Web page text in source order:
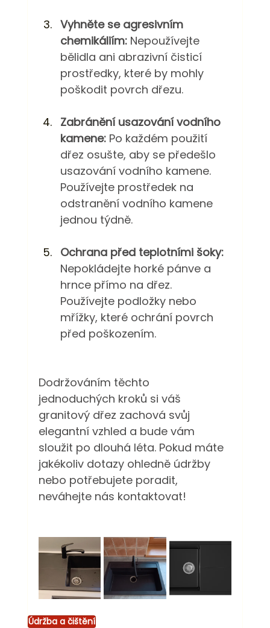
Vyhněte se agresivním
chemikáliím: Nepoužívejte
bělidla ani abrazivní čisticí
prostředky, které by mohly
poškodit povrch dřezu.
Zabránění usazování vodního
kamene: Po každém použití
dřez osušte, aby se předešlo
usazování vodního kamene.
Používejte prostředek na
odstranění vodního kamene
jednou týdně.
Ochrana před teplotními šoky:
Nepokládejte horké pánve a
hrnce přímo na dřez.
Používejte podložky nebo
mřížky, které ochrání povrch
před poškozením.
Dodržováním těchto
jednoduchých kroků si váš
granitový dřez zachová svůj
elegantní vzhled a bude vám
sloužit po dlouhá léta. Pokud máte
jakékoliv dotazy ohledně údržby
nebo potřebujete poradit,
neváhejte nás kontaktovat!
Údržba a čištění